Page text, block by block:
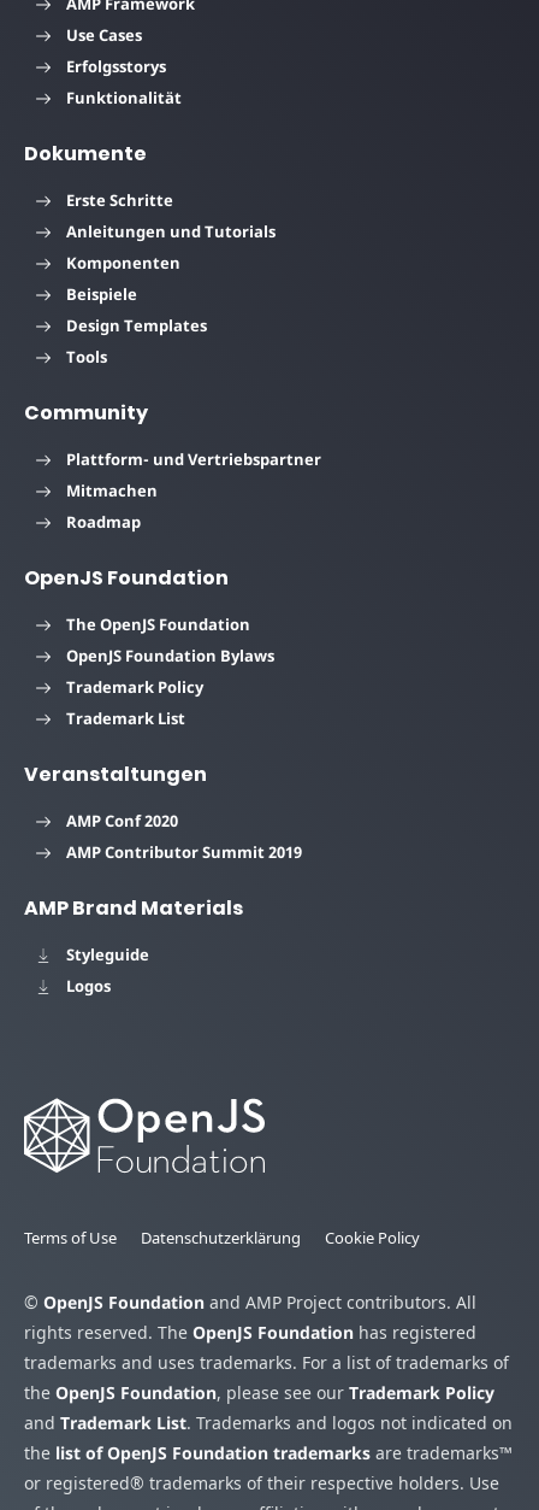
Use Cases
Erfolgsstorys
Funktionalität
Dokumente
Erste Schritte
Anleitungen und Tutorials
Komponenten
Beispiele
Design Templates
Tools
Community
Plattform- und Vertriebspartner
Mitmachen
Roadmap
OpenJS Foundation
The OpenJS Foundation
OpenJS Foundation Bylaws
Trademark Policy
Trademark List
Veranstaltungen
AMP Conf 2020
AMP Contributor Summit 2019
AMP Brand Materials
Styleguide
Logos
Terms of Use Datenschutzerklärung Cookie Policy
© OpenJS Foundation and AMP Project contributors. All
rights reserved. The OpenJS Foundation has registered
trademarks and uses trademarks. For a list of trademarks of
the OpenJS Foundation, please see our Trademark Policy
and Trademark List. Trademarks and logos not indicated on
the list of OpenJS Foundation trademarks are trademarks™
or registered® trademarks of their respective holders. Use